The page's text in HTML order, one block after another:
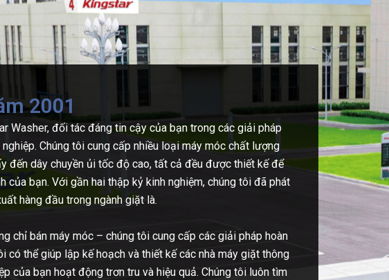
2001
Washer, đối tác đáng tin cậy của bạn trong các giải pháp
Chúng tôi cung cấp nhiều loại máy móc chất lượng
đến dây chuyền ủi tốc độ cao, tất cả đều được thiết kế để
của bạn. Với gần hai thập kỷ kinh nghiệm, chúng tôi đã phát
hàng đầu trong ngành giặt là.
chỉ bán máy móc – chúng tôi cung cấp các giải pháp hoàn
có thể giúp lập kế hoạch và thiết kế các nhà máy giặt thông
của bạn hoạt động trơn tru và hiệu quả. Chúng tôi luôn tìm